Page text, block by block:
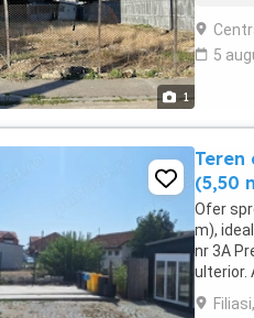
1
5
Teren
(5,50
Ofer
m),
nr 3A
ulterior.
piata ...